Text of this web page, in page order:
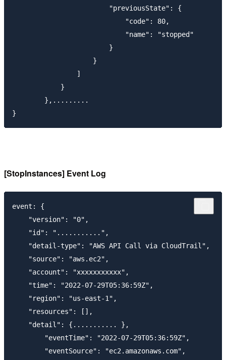
                        "previousState": {
                            "code": 80,
                            "name": "stopped"
                        }
                    }
                ]
            }
        },.........
[StopInstances] Event Log
event: {
    "version": "0",
    "id": "...........",
    "detail-type": "AWS API Call via CloudTrail",
    "source": "aws.ec2",
    "account": "xxxxxxxxxxx",
    "time": "2022-07-29T05:36:59Z",
    "region": "us-east-1",
    "resources": [],
    "detail": {........... },
        "eventTime": "2022-07-29T05:36:59Z",
        "eventSource": "ec2.amazonaws.com",